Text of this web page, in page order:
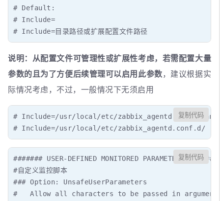
# Default:
# Include=
# Include=目录路径或扩展配置文件路径
说明：从配置文件可管理性或扩展性考虑，若需配置大量
参数的且为了方便后续管理可以启用此参数，建议根据实
际情况考虑，不过，一般情况下无须启用
# Include=/usr/local/etc/
# Include=/usr/local/etc/zabbix_agentd.conf.d/
复制代码
####### USER-DEFINED MONITORED PARAMETERS #######
#自定义监控脚本
### Option: UnsafeUserParameters
#   Allow all characters to be passed in
复制代码